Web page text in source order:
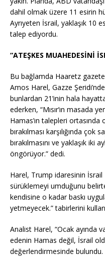
dahil olmak üzere 11 esirin
Ayrıyeten İsrail, yaklaşık 10
talep ediyordu.
“ATEŞKES MUAHEDESİNİ
Bu bağlamda Haaretz
Amos Harel, Gazze
bunlardan 21’inin hala
ederken, “Mısır’ın masada
Hamas’ın talepleri
bırakılması karşılığında çok
bırakılmasını ve yaklaşık iki
öngörüyor.” dedi.
Harel, Trump idaresinin İsrail
sürüklemeyi umduğunu
kendisine o kadar baskı
yetmeyecek.” tabirlerini
Analist Harel, “Ocak ayında
edenin Hamas değil, İsrail
değerlendirmesinde bulundu.